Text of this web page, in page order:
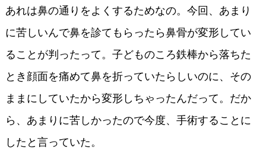
あれは鼻の通りをよくするためなの。今回、あまり
に苦しいんで鼻を診てもらったら鼻骨が変形してい
ることが判ったって。子どものころ鉄棒から落ちた
とき顔面を痛めて鼻を折っていたらしいのに、その
ままにしていたから変形しちゃったんだって。だか
ら、あまりに苦しかったので今度、手術することに
したと言っていた。